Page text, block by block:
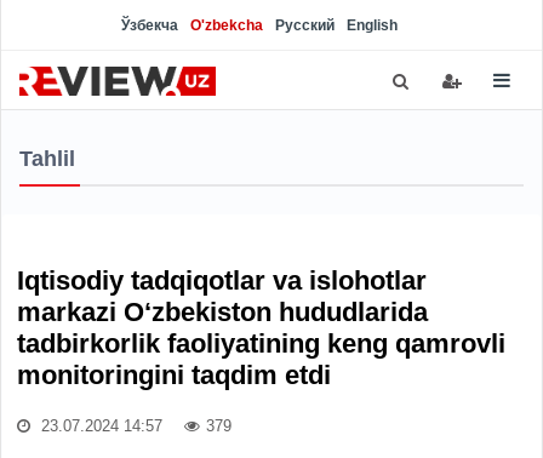
Ўзбекча O'zbekcha Русский English
Tahlil
Iqtisodiy tadqiqotlar va islohotlar
markazi O‘zbekiston hududlarida
tadbirkorlik faoliyatining keng qamrovli
monitoringini taqdim etdi
23.07.2024 14:57 379